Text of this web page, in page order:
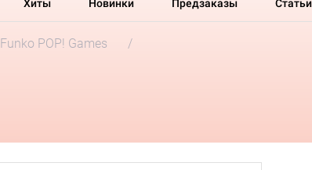
Хиты Новинки Предзаказы Статьи
Funko POP! Games